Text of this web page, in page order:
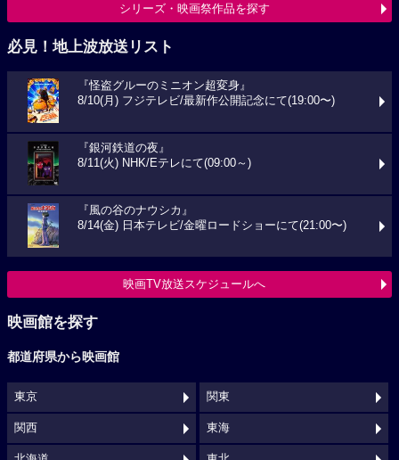
シリーズ・映画祭作品を探す
必見！地上波放送リスト
『怪盗グルーのミニオン超変身』
8/10(月) フジテレビ/最新作公開記念にて(19:00〜)
『銀河鉄道の夜』
8/11(火) NHK/Eテレにて(09:00～)
『風の谷のナウシカ』
8/14(金) 日本テレビ/金曜ロードショーにて(21:00〜)
映画TV放送スケジュールへ
映画館を探す
都道府県から映画館
東京 関東
関西 東海